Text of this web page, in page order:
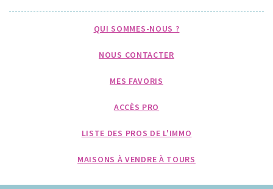
QUI SOMMES-NOUS ?
NOUS CONTACTER
MES FAVORIS
ACCÈS PRO
LISTE DES PROS DE L'IMMO
MAISONS À VENDRE À TOURS